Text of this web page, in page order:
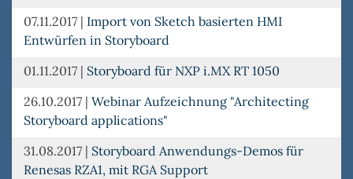
07.11.2017 | Import von Sketch basierten HMI
Entwürfen in Storyboard
01.11.2017 | Storyboard für NXP i.MX RT 1050
26.10.2017 | Webinar Aufzeichnung "Architecting
Storyboard applications"
31.08.2017 | Storyboard Anwendungs-Demos für
Renesas RZA1, mit RGA Support